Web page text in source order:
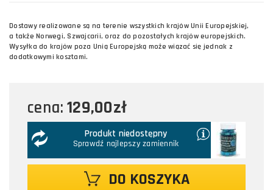
Dostawy realizowane są na terenie wszystkich krajów Unii Europejskiej,
a także Norwegi, Szwajcarii, oraz do pozostałych krajów europejskich.
Wysyłka do krajów poza Unią Europejską może wiązać się jednak z
dodatkowymi kosztami.
cena: 129,00zł
Produkt niedostępny
Sprawdź najlepszy zamiennik
DO KOSZYKA